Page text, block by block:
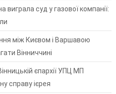
суд у газової компанії:
між Києвом і Варшавою
Вінниччині
єпархії УПЦ МП
справу ієрея